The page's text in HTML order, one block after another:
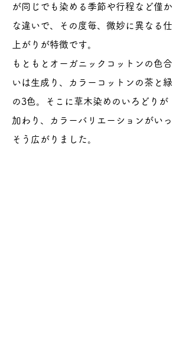
が同じでも染める季節や行程など僅か
な違いで、その度毎、微妙に異なる仕
上がりが特徴です。
もともとオーガニックコットンの色合
いは生成り、カラーコットンの茶と緑
の3色。そこに草木染めのいろどりが
加わり、カラーバリエーションがいっ
そう広がりました。